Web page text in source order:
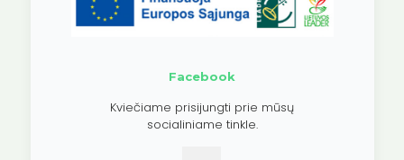
Facebook
Kviečiame prisijungti prie mūsų
socialiniame tinkle.